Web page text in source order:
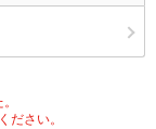
さい。